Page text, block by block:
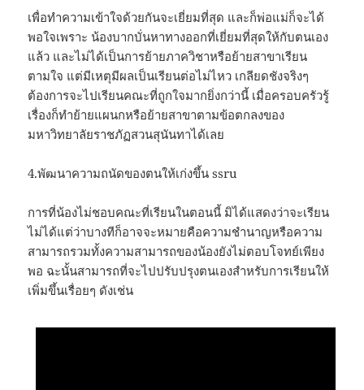
เพื่อทำความเข้าใจด้วยกันจะเยี่ยมที่สุด และก็พ่อแม่ก็จะได้
พอใจเพราะ น้องบากบั่นหาทางออกที่เยี่ยมที่สุดให้กับตนเอง
แล้ว และไม่ได้เป็นการย้ายภาควิชาหรือย้ายสาขาเรียน
ตามใจ แต่มีเหตุมีผลเป็นเรียนต่อไม่ไหว เกลียดชังจริงๆ
ต้องการจะไปเรียนคณะที่ถูกใจมากยิ่งกว่านี้ เมื่อครอบครัวรู้
เรื่องก็ทำย้ายแผนกหรือย้ายสาขาตามข้อตกลงของ
มหาวิทยาลัยราชภัฏสวนสุนันทาได้เลย
4.พัฒนาความถนัดของตนให้เก่งขึ้น ssru
การที่น้องไม่ชอบคณะที่เรียนในตอนนี้ มิได้แสดงว่าจะเรียน
ไม่ได้แต่ว่าบางทีก็อาจจะหมายคือความชำนาญหรือความ
สามารถรวมทั้งความสามารถของน้องยังไม่ตอบโจทย์เพียง
พอ ฉะนั้นสามารถที่จะไปปรับปรุงตนเองสำหรับการเรียนให้
เพิ่มขึ้นเรื่อยๆ ดังเช่น